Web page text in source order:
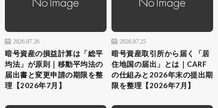
2026.07.26
暗号資産の損益計算は「総平
均法」が原則｜移動平均法の
届出書と変更申請の期限を整
理【2026年7月】
2026.07.25
暗号資産取引所から届く「居
住地国の届出」とは｜CARF
の仕組みと2026年末の提出期
限を整理【2026年7月】